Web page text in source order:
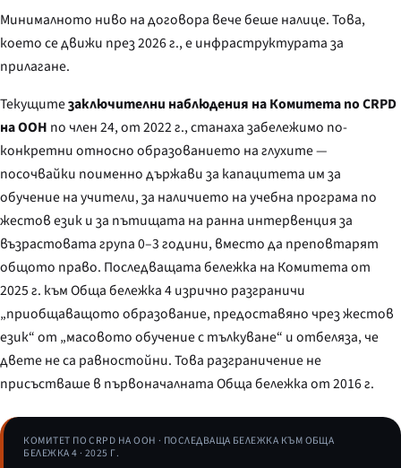
Минималното ниво на договора вече беше налице. Това,
което се движи през 2026 г., е инфраструктурата за
прилагане.
Текущитезаключителни наблюдения на Комитета по CRPD
на ООН по член 24, от 2022 г., станаха забележимо по-
конкретни относно образованието на глухите —
посочвайки поименно държави за капацитета им за
обучение на учители, за наличието на учебна програма по
жестов език и за пътищата на ранна интервенция за
възрастовата група 0–3 години, вместо да преповтарят
общото право. Последващата бележка на Комитета от
2025 г. към Обща бележка 4 изрично разграничи
„приобщаващото образование, предоставяно чрез жестов
език“ от „масовото обучение с тълкуване“ и отбеляза, че
двете не са равностойни. Това разграничение не
присъстваше в първоначалната Обща бележка от 2016 г.
КОМИТЕТ ПО CRPD НА ООН · ПОСЛЕДВАЩА БЕЛЕЖКА КЪМ ОБЩА
БЕЛЕЖКА 4 · 2025 Г.